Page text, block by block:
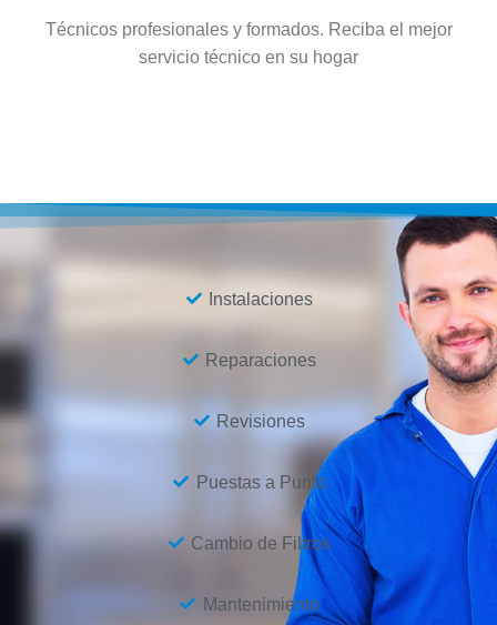
Técnicos profesionales y formados. Reciba el mejor
servicio técnico en su hogar
Instalaciones
Reparaciones
Revisiones
Puestas a Punto
Cambio de Filtros
Mantenimiento